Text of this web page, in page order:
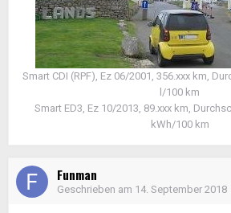
Smart CDI (RPF), Ez 06/2001, 356.xxx km,
l/100 km
Smart ED3, Ez 10/2013, 89.xxx km,
kWh/100 km
Funman
Geschrieben am 14. September 2018